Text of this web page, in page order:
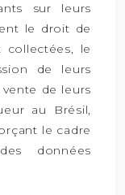
sur leurs
le droit de
collectées, le
de leurs
de leurs
au Brésil,
le cadre
données